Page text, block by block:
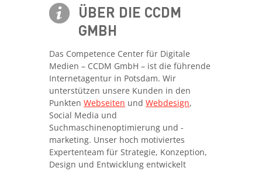
ÜBER DIE CCDM
GMBH
Das Competence Center für Digitale
Medien – CCDM GmbH – ist die führende
Internetagentur in Potsdam. Wir
unterstützen unsere Kunden in den
Punkten Webseiten und Webdesign,
Social Media und
Suchmaschinenoptimierung und -
marketing. Unser hoch motiviertes
Expertenteam für Strategie, Konzeption,
Design und Entwicklung entwickelt